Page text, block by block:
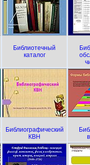
Библиотечный
каталог
Библиографический
КВН